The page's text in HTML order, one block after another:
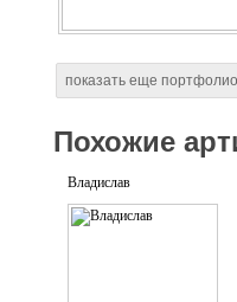
показать еще портфолио
Похожие
Владислав